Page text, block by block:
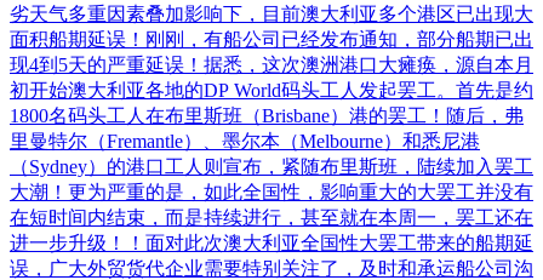
劣天气多重因素叠加影响下，目前澳大利亚多个港区已出现大
面积船期延误！刚刚，有船公司已经发布通知，部分船期已出
现4到5天的严重延误！据悉，这次澳洲港口大瘫痪，源自本月
初开始澳大利亚各地的DP World码头工人发起罢工。首先是约
1800名码头工人在布里斯班（Brisbane）港的罢工！随后，弗
里曼特尔（Fremantle）、墨尔本（Melbourne）和悉尼港
（Sydney）的港口工人则宣布，紧随布里斯班，陆续加入罢工
大潮！更为严重的是，如此全国性，影响重大的大罢工并没有
在短时间内结束，而是持续进行，甚至就在本周一，罢工还在
进一步升级！！面对此次澳大利亚全国性大罢工带来的船期延
误，广大外贸货代企业需要特别关注了，及时和承运船公司沟